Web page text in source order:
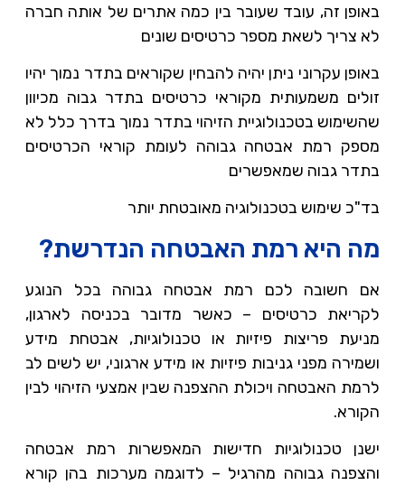
באופן זה, עובד שעובר בין כמה אתרים של אותה חברה
לא צריך לשאת מספר כרטיסים שונים
באופן עקרוני ניתן יהיה להבחין שקוראים בתדר נמוך יהיו
זולים משמעותית מקוראי כרטיסים בתדר גבוה מכיוון
שהשימוש בטכנולוגיית הזיהוי בתדר נמוך בדרך כלל לא
מספק רמת אבטחה גבוהה לעומת קוראי הכרטיסים
בתדר גבוה שמאפשרים
בד"כ שימוש בטכנולוגיה מאובטחת יותר
מה היא רמת האבטחה הנדרשת?
אם חשובה לכם רמת אבטחה גבוהה בכל הנוגע
לקריאת כרטיסים – כאשר מדובר בכניסה לארגון,
מניעת פריצות פיזיות או טכנולוגיות, אבטחת מידע
ושמירה מפני גניבות פיזיות או מידע ארגוני, יש לשים לב
לרמת האבטחה ויכולת ההצפנה שבין אמצעי הזיהוי לבין
הקורא.
ישנן טכנולוגיות חדישות המאפשרות רמת אבטחה
והצפנה גבוהה מהרגיל – לדוגמה מערכות בהן קורא